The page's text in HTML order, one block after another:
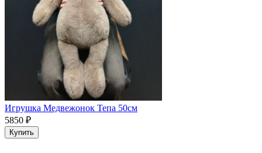
Игрушка Медвежонок Тепа 50см
5850 ₽
Купить